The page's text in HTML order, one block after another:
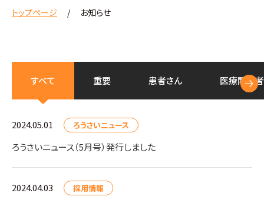
トップページ お知らせ
すべて 重要 患者さん 医療関係
2024.05.01 ろうさいニュース
ろうさいニュース（5月号）発行しました
2024.04.03 採用情報